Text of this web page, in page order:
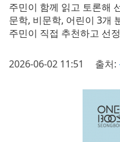
주민이 함께 읽고 토론해
문학, 비문학, 어린이 3개
주민이 직접 추천하고 선
2026-06-02 11:51 출처: